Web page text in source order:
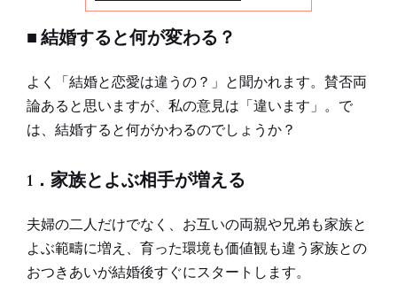
■ 結婚すると何が変わる？
よく「結婚と恋愛は違うの？」と聞かれます。賛否両
論あると思いますが、私の意見は「違います」。で
は、結婚すると何がかわるのでしょうか？
1．家族とよぶ相手が増える
夫婦の二人だけでなく、お互いの両親や兄弟も家族と
よぶ範疇に増え、育った環境も価値観も違う家族との
おつきあいが結婚後すぐにスタートします。